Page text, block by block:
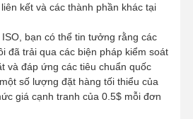
kết và các thành phần khác tại
bạn có thể tin tưởng rằng các
đã trải qua các biện pháp kiểm soát
và đáp ứng các tiêu chuẩn quốc
số lượng đặt hàng tối thiểu của
giá cạnh tranh của 0.5$ mỗi đơn